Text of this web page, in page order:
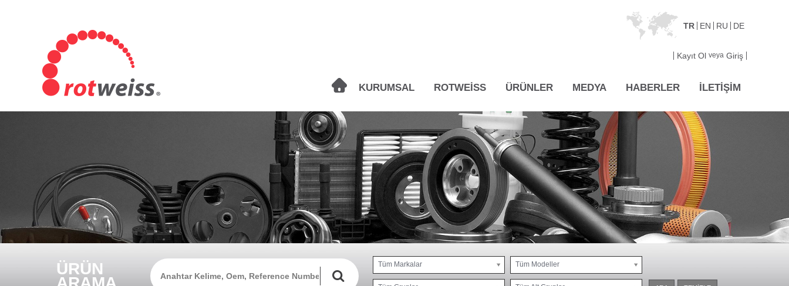
Kayıt Ol veya Giriş
TR EN RU DE
KURUMSAL ROTWEİSS ÜRÜNLER MEDYA HABERLER İLETİŞİM
ÜRÜN Tüm Markalar Tüm Modeller